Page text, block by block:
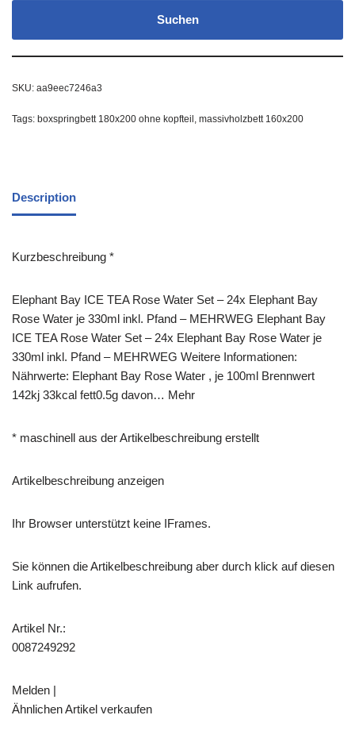
Suchen
SKU: aa9eec7246a3
Tags: boxspringbett 180x200 ohne kopfteil massivholzbett 160x200
Description
Kurzbeschreibung *
Elephant Bay ICE TEA Rose Water Set – 24x Elephant Bay
Rose Water je 330ml inkl. Pfand – MEHRWEG Elephant Bay
ICE TEA Rose Water Set – 24x Elephant Bay Rose Water je
330ml inkl. Pfand – MEHRWEG Weitere Informationen:
Nährwerte: Elephant Bay Rose Water , je 100ml Brennwert
142kj 33kcal fett0.5g davon… Mehr
* maschinell aus der Artikelbeschreibung erstellt
Artikelbeschreibung anzeigen
Ihr Browser unterstützt keine IFrames.
Sie können die Artikelbeschreibung aber durch klick auf diesen
Link aufrufen.
Artikel Nr.:
0087249292
Melden |
Ähnlichen Artikel verkaufen